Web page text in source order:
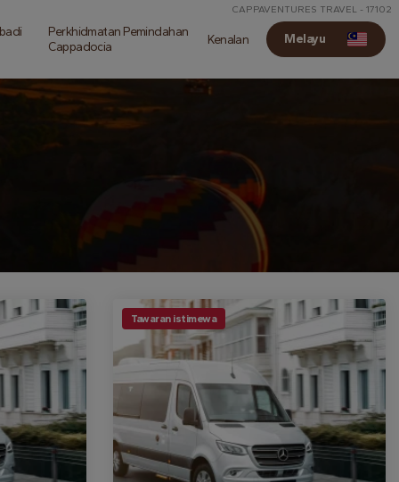
CAPPAVENTURES TRAVEL - 17102
Perkhidmatan Pemindahan
Cappadocia
Kenalan Melayu
Tawaran istimewa